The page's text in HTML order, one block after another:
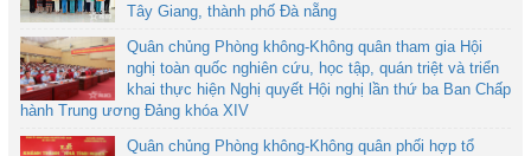
Tây Giang, thành phố Đà nẵng
Quân chủng Phòng không-Không quân tham gia Hội
nghị toàn quốc nghiên cứu, học tập, quán triệt và triển
khai thực hiện Nghị quyết Hội nghị lần thứ ba Ban Chấp
hành Trung ương Đảng khóa XIV
Quân chủng Phòng không-Không quân phối hợp tổ